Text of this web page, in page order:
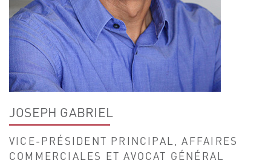
JOSEPH GABRIEL
VICE-PRÉSIDENT PRINCIPAL, AFFAIRES
COMMERCIALES ET AVOCAT GÉNÉRAL